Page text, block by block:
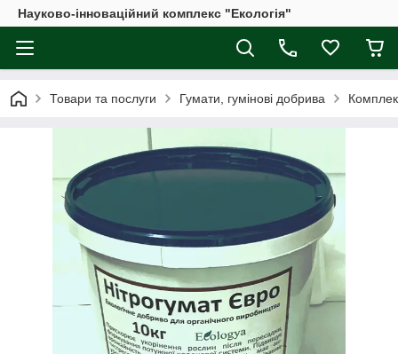
Науково-інноваційний комплекс "Екологія"
Товари та послуги Гумати, гумінові добрива